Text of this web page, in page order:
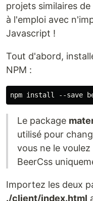
projets similaires
à l'emploi avec
Javascript !
Tout d'abord,
NPM :
Le package
utilisé pour
vous ne le
BeerCss
Importez les deux
./client/index.html